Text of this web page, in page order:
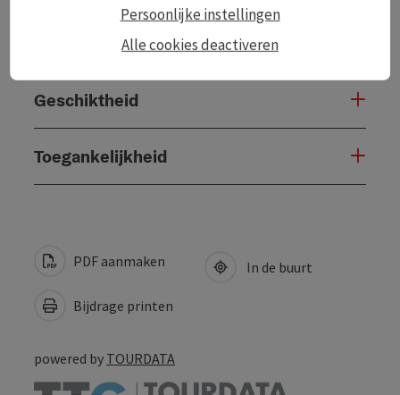
Geschiktheid
Toegankelijkheid
PDF aanmaken
Bijdrage printen
In de buurt
powered by TOURDATA
Alle cookies deactiveren
Persoonlijke instellingen